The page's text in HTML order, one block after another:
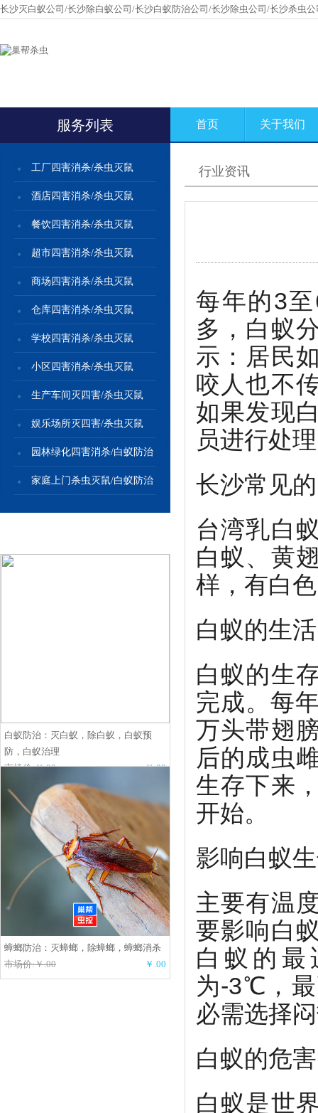
长沙灭白蚁公司/长沙除白蚁公司/长沙白蚁防治公司/长沙除虫公司/长沙杀虫
服务列表 首页 关于我们
工厂四害消杀/杀虫灭鼠
酒店四害消杀/杀虫灭鼠
餐饮四害消杀/杀虫灭鼠
超市四害消杀/杀虫灭鼠
商场四害消杀/杀虫灭鼠
仓库四害消杀/杀虫灭鼠
学校四害消杀/杀虫灭鼠
小区四害消杀/杀虫灭鼠
生产车间灭四害/杀虫灭鼠
娱乐场所灭四害/杀虫灭鼠
园林绿化四害消杀/白蚁防治
家庭上门杀虫灭鼠/白蚁防治
白蚁防治：灭白蚁，除白蚁，白蚁预
防，白蚁治理
市场价:￥.00
￥.00
蟑螂防治：灭蟑螂，除蟑螂，蟑螂消杀
市场价:￥.00
￥.00
行业资讯
每年的3
多，白蚁
示：居民
咬人也不
如果发现
员进行处
长沙常见
台湾乳白
白蚁、黄
样，有白
白蚁的生
白蚁的生
完成。每
万头带翅
后的成虫
生存下来
开始。
影响白蚁
主要有温
要影响白
白蚁的
为-3℃，
必需选择
白蚁的危害
白蚁是世